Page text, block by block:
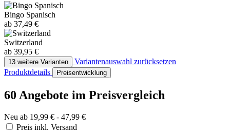
Bingo Spanisch
ab 37,49 €
Switzerland
ab 39,95 €
13 weitere Varianten
Variantenauswahl zurücksetzen
Produktdetails
Preisentwicklung
60 Angebote im Preisvergleich
Neu ab 19,99 € - 47,99 €
Preis inkl. Versand